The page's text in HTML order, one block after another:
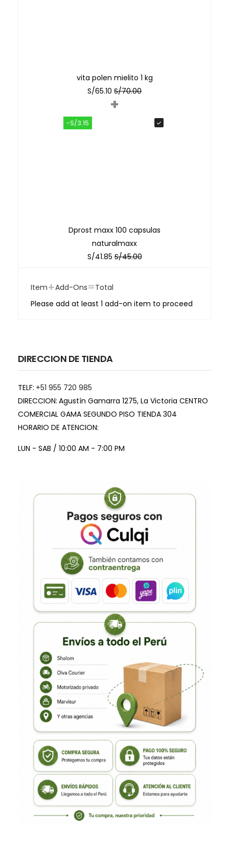
vita polen mielito 1 kg
S/65.10 S/70.00
+
-S/3.15
Dprost maxx 100 capsulas
naturalmaxx
S/41.85 S/45.00
Item+Add-Ons=Total
Please add at least 1 add-on item to proceed
DIRECCION DE TIENDA
TELF: +51 955 720 985
DIRECCION: Agustín Gamarra 1275, La Victoria CENTRO
COMERCIAL GAMA SEGUNDO PISO TIENDA 304
HORARIO DE ATENCION:
LUN - SAB / 10:00 AM - 7:00 PM